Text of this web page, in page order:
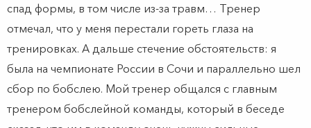
спад формы, в том числе из-за травм… Тренер
отмечал, что у меня перестали гореть глаза на
тренировках. А дальше стечение обстоятельств: я
была на чемпионате России в Сочи и параллельно шел
сбор по бобслею. Мой тренер общался с главным
тренером бобслейной команды, который в беседе